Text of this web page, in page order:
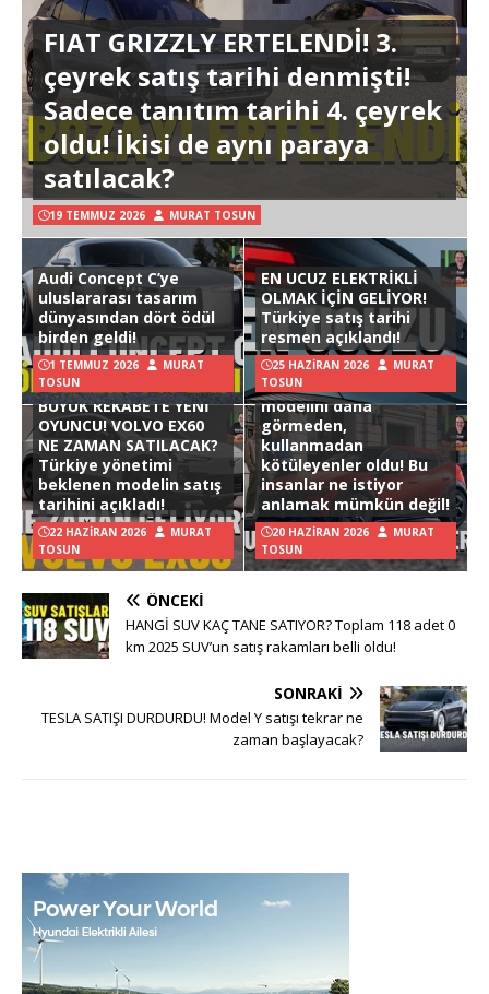
FIAT GRIZZLY ERTELENDİ! 3.
çeyrek satış tarihi denmişti!
Sadece tanıtım tarihi 4. çeyrek
oldu! İkisi de aynı paraya
satılacak?
19 TEMMUZ 2026 MURAT TOSUN
Audi Concept C’ye
uluslararası tasarım
dünyasından dört ödül
birden geldi!
1 TEMMUZ 2026
MURAT
TOSUN
EN UCUZ ELEKTRİKLİ
OLMAK İÇİN GELİYOR!
Türkiye satış tarihi
resmen açıklandı!
25 HAZIRAN 2026
MURAT
TOSUN
BÜYÜK REKABETE YENİ
OYUNCU! VOLVO EX60
NE ZAMAN SATILACAK?
Türkiye yönetimi
beklenen modelin satış
tarihini açıkladı!
22 HAZIRAN 2026
MURAT
TOSUN
Hyundai Ioniq 3
modelini daha
görmeden,
kullanmadan
kötüleyenler oldu! Bu
insanlar ne istiyor
anlamak mümkün değil!
20 HAZIRAN 2026
MURAT
TOSUN
ÖNCEKI
HANGİ SUV KAÇ TANE SATIYOR? Toplam 118 adet 0
km 2025 SUV’un satış rakamları belli oldu!
SONRAKI
TESLA SATIŞI DURDURDU! Model Y satışı tekrar ne
zaman başlayacak?